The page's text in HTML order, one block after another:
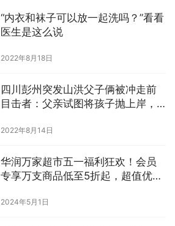
“内衣和袜子可以放一起洗吗？”看看
医生是这么说
2022年8月18日
四川彭州突发山洪父子俩被冲走前
目击者：父亲试图将孩子抛上岸，
2022年8月14日
华润万家超市五一福利狂欢！会员
专享万支商品低至5折起，超值优惠
2024年5月1日